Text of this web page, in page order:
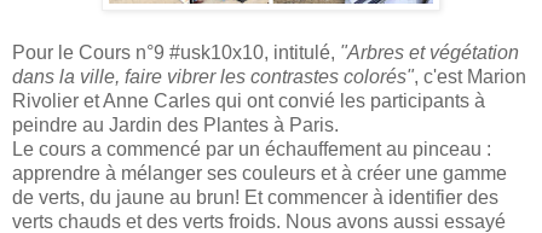
Pour le Cours n°9 #usk10x10, intitulé, "Arbres et végétation
dans la ville, faire vibrer les contrastes colorés", c'est Marion
Rivolier et Anne Carles qui ont convié les participants à
peindre au Jardin des Plantes à Paris.
Le cours a commencé par un échauffement au pinceau :
apprendre à mélanger ses couleurs et à créer une gamme
de verts, du jaune au brun! Et commencer à identifier des
verts chauds et des verts froids. Nous avons aussi essayé